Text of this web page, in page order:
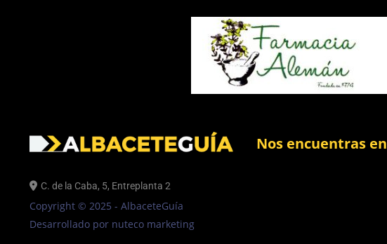
C. de la Caba, 5, Entreplanta 2
Copyright © 2025 - AlbaceteGuía
Desarrollado por nuteco marketing
Nos encuentras en